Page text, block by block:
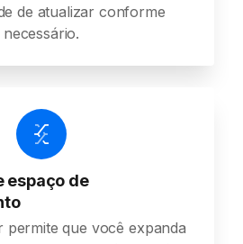
de atualizar conforme
necessário.
espaço de
permite que você expanda